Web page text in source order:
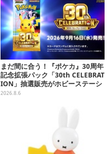
まだ間に合う！『ポケカ』30周年
記念拡張パック「30th CELEBRAT
ION」抽選販売がホビーステーシ
ョンで実施中、8月6日まで
2026.8.6